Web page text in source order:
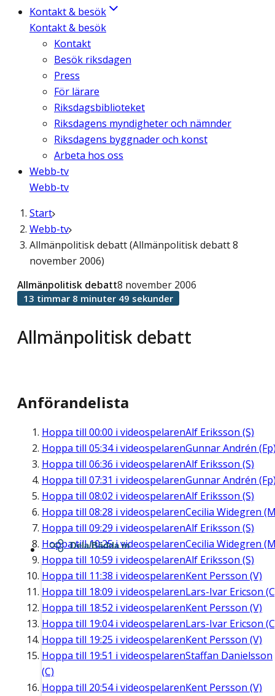
Kontakt & besök
Kontakt & besök
Kontakt
Besök riksdagen
Press
För lärare
Riksdagsbiblioteket
Riksdagens myndigheter och nämnder
Riksdagens byggnader och konst
Arbeta hos oss
Webb-tv
Webb-tv
Start
Webb-tv
Allmänpolitisk debatt (Allmänpolitisk debatt 8
november 2006)
Allmänpolitisk debatt
Allmänpolitisk debatt8 november 2006
13 timmar 8 minuter 49 sekunder
Anförandelista
Hoppa till 00:00 i videospelarenAlf Eriksson (S)
Hoppa till 05:34i videospelarenGunnar Andrén
Hoppa till 06:36 i videospelarenAlf Eriksson (S)
Hoppa till 07:31 i videospelarenGunnar Andrén
Hoppa till 08:02 i videospelarenAlf Eriksson (S)
Hoppa till 08:28 i videospelarenCecilia Widegren
Hoppa till 09:29 i videospelarenAlf Eriksson (S)
Hoppa till10:25i videospelarenCecilia Widegren
Hoppa till 10:59 i videospelarenAlf Eriksson (S)
Hoppa till 11:38 i videospelarenKent Persson (V)
Hoppa till 18:09 i videospelarenLars-Ivar Ericson
Hoppa till 18:52 i videospelarenKent Persson (V)
Hoppa till 19:04i videospelarenLars-Ivar Ericson
Hoppa till 19:25 i videospelarenKent Persson (V)
Hoppa till 19:51 i videospelarenStaffan Danielsson
(C)
Hoppa till 20:54i videospelarenKent Persson (V)
Dela/Bädda in